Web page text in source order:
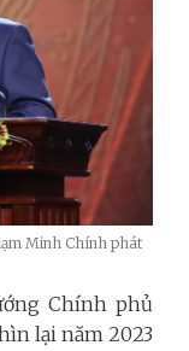
Minh Chính phát
Chính phủ
lại năm 2023